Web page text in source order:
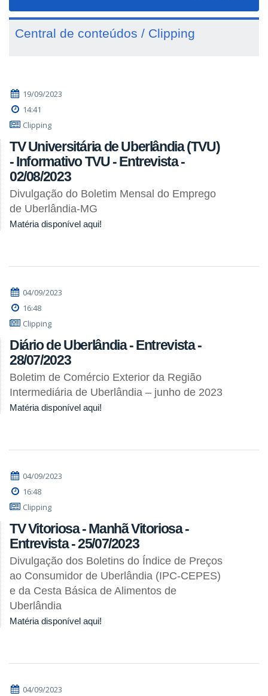
Central de conteúdos / Clipping
19/09/2023
14:41
Clipping
TV Universitária de Uberlândia (TVU)
- Informativo TVU - Entrevista -
02/08/2023
Divulgação do Boletim Mensal do Emprego
de Uberlândia-MG
Matéria disponível aqui!
04/09/2023
16:48
Clipping
Diário de Uberlândia - Entrevista -
28/07/2023
Boletim de Comércio Exterior da Região
Intermediária de Uberlândia – junho de 2023
Matéria disponível aqui!
04/09/2023
16:48
Clipping
TV Vitoriosa - Manhã Vitoriosa -
Entrevista - 25/07/2023
Divulgação dos Boletins do Índice de Preços
ao Consumidor de Uberlândia (IPC-CEPES)
e da Cesta Básica de Alimentos de
Uberlândia
Matéria disponível aqui!
04/09/2023